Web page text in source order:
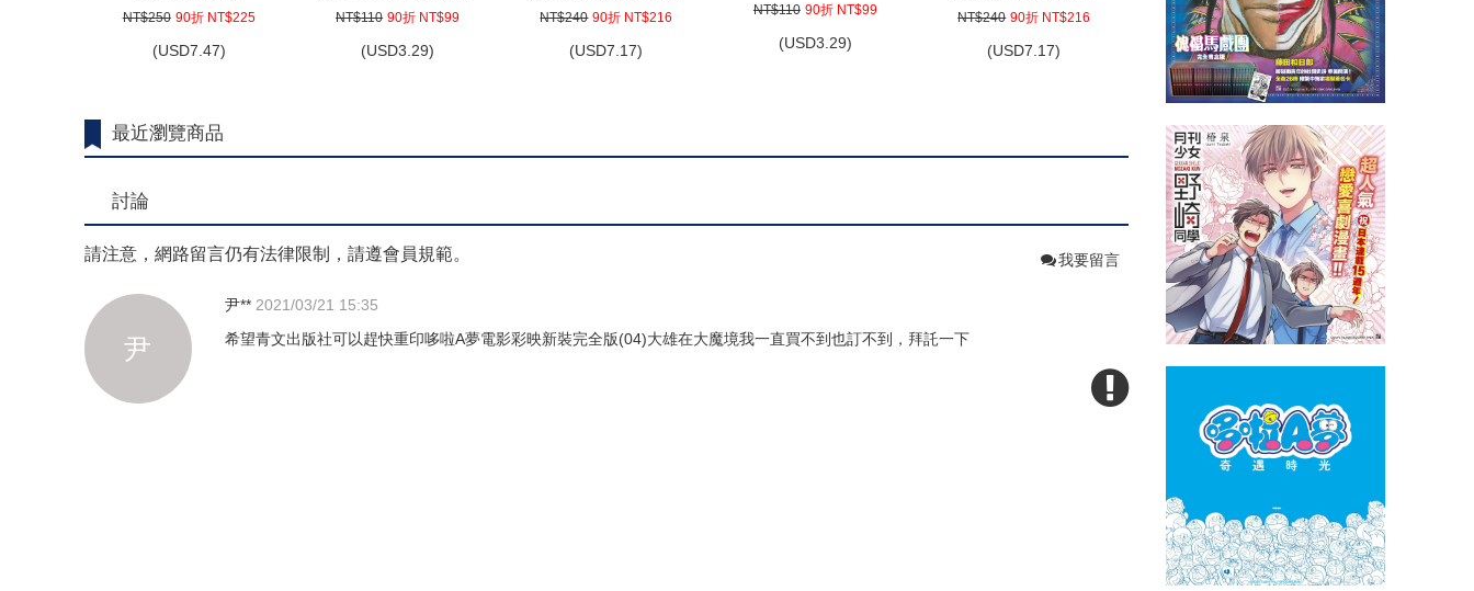
NT$250 90折 NT$225
(USD7.47)
冒險
NT$110 90折 NT$99
(USD3.29)
夜譚
NT$240 90折 NT$216
(USD7.17)
NT$110 90折 NT$99
(USD3.29)
的誕生
NT$240 90折 NT$216
(USD7.17)
最近瀏覽商品
討論
請注意，網路留言仍有法律限制，請遵會員規範。 我要留言
尹
尹** 2021/03/21 15:35
希望青文出版社可以趕快重印哆啦A夢電影彩映新裝完全版(04)大雄在大魔境我一直買不到也訂不到，拜託一下